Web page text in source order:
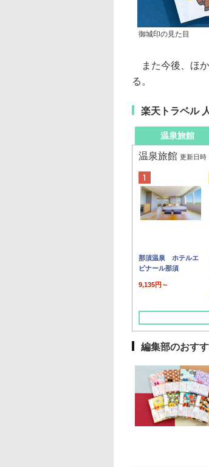
御城印の見た目
また今後、ほか
る。
楽天トラベル
温泉旅館
温泉旅館 更新日時
那須温泉 ホテルエ
ピナール那須
9,135円～
編集部のおす